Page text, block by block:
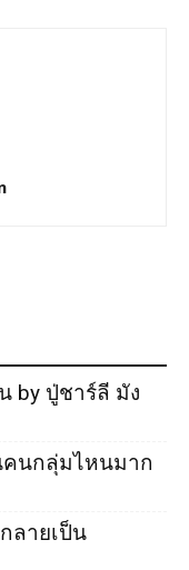
by ปู่ชาร์ลี มัง
คนกลุ่มไหนมาก
ลายเป็น